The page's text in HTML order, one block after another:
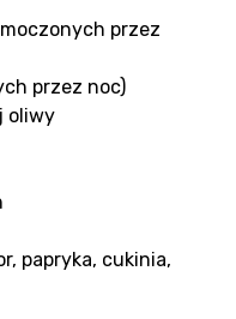
przez
przez noc)
oliwy
papryka, cukinia,